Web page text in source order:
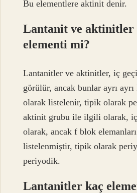
Bu elementlere aktinit denir.
Lantanit ve aktinitler
elementi mi?
Lantanitler ve aktinitler, iç
görülür, ancak bunlar ayrı
olarak listelenir, tipik olarak
aktinit grubu ile ilgili olarak,
olarak, ancak f blok
listelenmiştir, tipik olarak
periyodik.
Lantanitler kaç